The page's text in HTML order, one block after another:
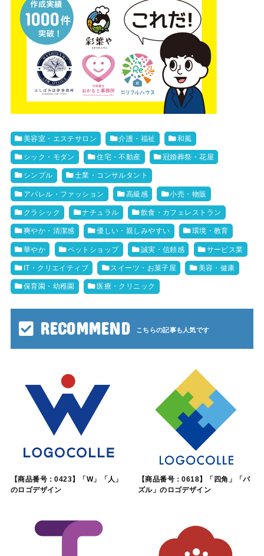
美容室・エステサロン 介護・福祉 和風
シック・モダン 住宅・不動産 冠婚葬祭・花屋
シンプル 士業・コンサルタント
アパレル・ファッション 高級感 小売・物販
クラシック ナチュラル 飲食・カフェレストラン
爽やか・清潔感 優しい・親しみやすい 環境・教育
華やか ペットショップ 誠実・信頼感 サービス業
IT・クリエイティブ スイーツ・お菓子屋 美容・健康
保育園・幼稚園 医療・クリニック
RECOMMEND
【商品番号：0423】「W」「人」
のロゴデザイン
【商品番号：0618】「四角」「パ
ズル」のロゴデザイン